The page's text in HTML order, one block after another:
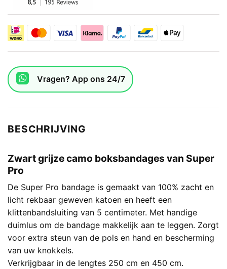
Vragen? App ons 24/7
BESCHRIJVING
Zwart grijze camo boksbandages van Super
Pro
De Super Pro bandage is gemaakt van 100% zacht en
licht rekbaar geweven katoen en heeft een
klittenbandsluiting van 5 centimeter. Met handige
duimlus om de bandage makkelijk aan te leggen. Zorgt
voor extra steun van de pols en hand en bescherming
van uw knokkels.
Verkrijgbaar in de lengtes 250 cm en 450 cm.